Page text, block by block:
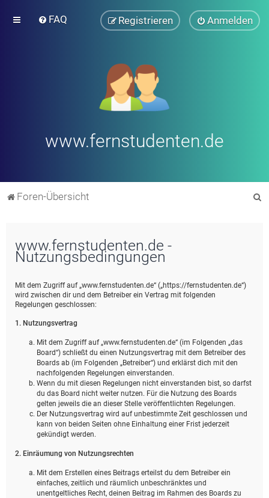
FAQ Anmelden
Registrieren
www.fernstudenten.de
Foren-Übersicht
www.fernstudenten.de -
Nutzungsbedingungen
Mit dem Zugriff auf „www.fernstudenten.de“ („https://fernstudenten.de“)
wird zwischen dir und dem Betreiber ein Vertrag mit folgenden
Regelungen geschlossen:
1. Nutzungsvertrag
Mit dem Zugriff auf „www.fernstudenten.de“ (im Folgenden „das
Board“) schließt du einen Nutzungsvertrag mit dem Betreiber des
Boards ab (im Folgenden „Betreiber“) und erklärst dich mit den
nachfolgenden Regelungen einverstanden.
Wenn du mit diesen Regelungen nicht einverstanden bist, so darfst
du das Board nicht weiter nutzen. Für die Nutzung des Boards
gelten jeweils die an dieser Stelle veröffentlichten Regelungen.
Der Nutzungsvertrag wird auf unbestimmte Zeit geschlossen und
kann von beiden Seiten ohne Einhaltung einer Frist jederzeit
gekündigt werden.
2. Einräumung von Nutzungsrechten
Mit dem Erstellen eines Beitrags erteilst du dem Betreiber ein
einfaches, zeitlich und räumlich unbeschränktes und
unentgeltliches Recht, deinen Beitrag im Rahmen des Boards zu